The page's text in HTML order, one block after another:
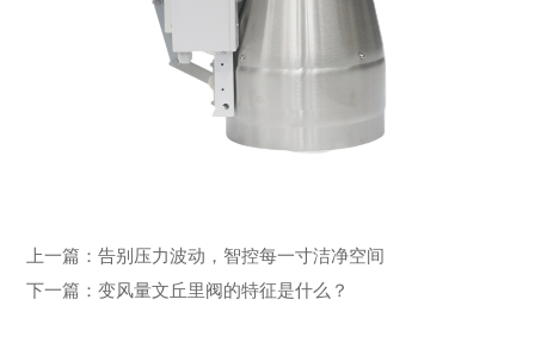
上一篇： 告别压力波动，智控每一寸洁净空间
下一篇： 变风量文丘里阀的特征是什么？